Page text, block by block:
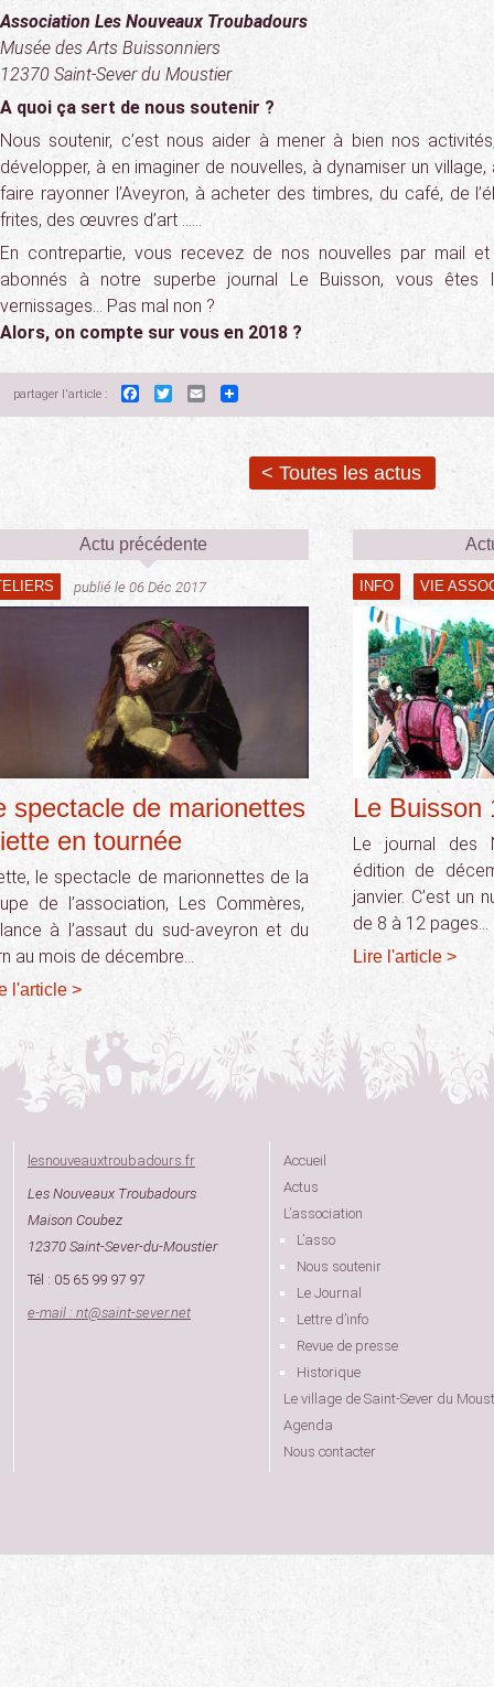
Association Les Nouveaux Troubadours
Musée des Arts Buissonniers
12370 Saint-Sever du Moustier
A quoi ça sert de nous soutenir ?
Nous soutenir, c’est nous aider à mener à bien nos
développer, à en imaginer de nouvelles, à dynamiser un village,
faire rayonner l’Aveyron, à acheter des timbres, du café, de
frites, des œuvres d’art ……
En contrepartie, vous recevez de nos nouvelles par mail
abonnés à notre superbe journal Le Buisson, vous
vernissages… Pas mal non ?
Alors, on compte sur vous en 2018 ?
partager l'article : Facebook
TwitterEmail
< Toutes les actus
Actu précédente
publié le 06 Déc 2017
spectacle de marionettes
en tournée
le spectacle de marionnettes de la
de l’association, Les Commères,
à l’assaut du sud-aveyron et du
au mois de décembre…
l'article >
INFO VIE
Le Buisson
Le journal des
édition de
janvier. C’est un
de 8 à 12 pages…
Lire l'article >
lesnouveauxtroubadours.fr
Les Nouveaux Troubadours
Maison Coubez
12370 Saint-Sever-du-Moustier
Tél : 05 65 99 97 97
e-mail : nt@saint-sever.net
Accueil
Actus
L’association
L’asso
Nous soutenir
Le Journal
Lettre d’info
Revue de presse
Historique
Le village de Saint-Sever du
Agenda
Nous contacter